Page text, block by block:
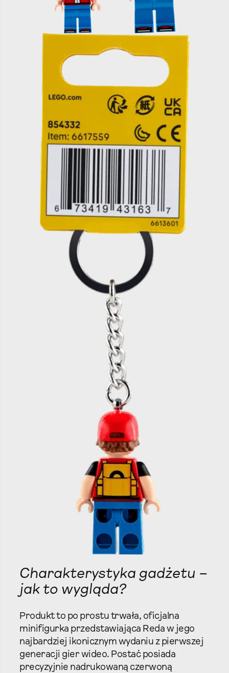
Charakterystyka gadżetu –
jak to wygląda?
Produkt to po prostu trwała, oficjalna
minifigurka przedstawiająca Reda w jego
najbardziej ikonicznym wydaniu z pierwszej
generacji gier wideo. Postać posiada
precyzyjnie nadrukowaną czerwoną